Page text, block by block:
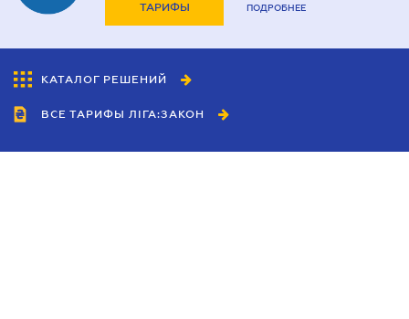
ТАРИФЫ ПОДРОБНЕЕ
КАТАЛОГ РЕШЕНИЙ
ВСЕ ТАРИФЫ ЛІГА:ЗАКОН